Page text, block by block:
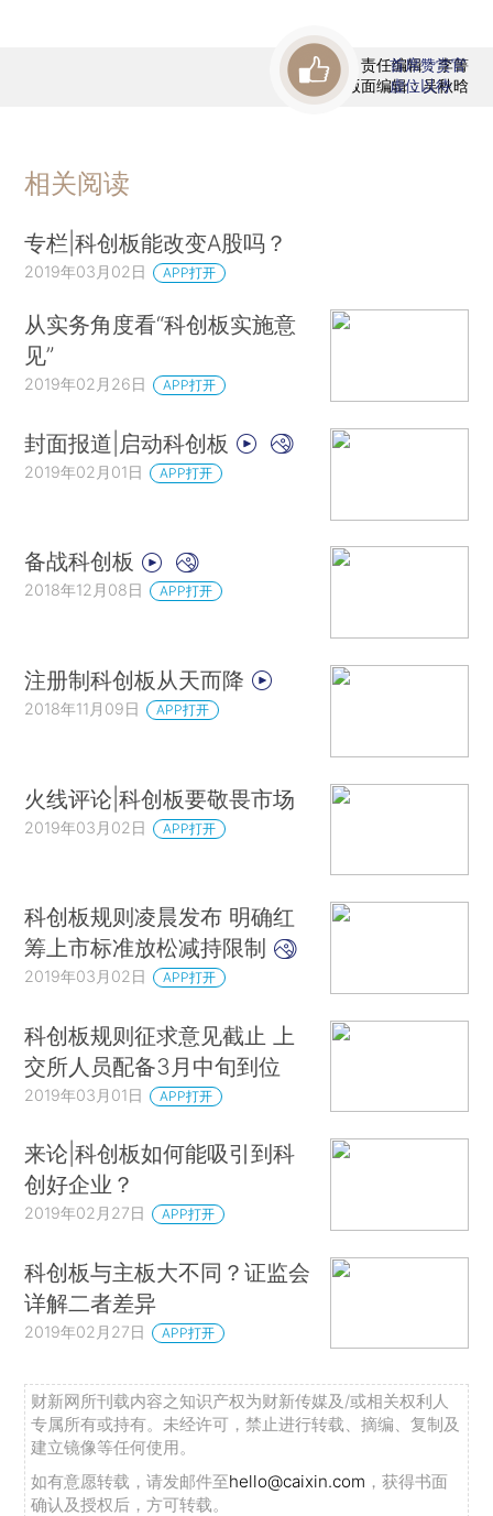
责任编辑：李箐
版面编辑：吴秋晗
首席赞赏官
虚位以待
相关阅读
专栏|科创板能改变A股吗？
2019年03月02日 APP打开
从实务角度看“科创板实施意
见”
2019年02月26日 APP打开
封面报道|启动科创板
2019年02月01日 APP打开
备战科创板
2018年12月08日 APP打开
注册制科创板从天而降
2018年11月09日 APP打开
火线评论|科创板要敬畏市场
2019年03月02日 APP打开
科创板规则凌晨发布 明确红
筹上市标准放松减持限制
2019年03月02日 APP打开
科创板规则征求意见截止 上
交所人员配备3月中旬到位
2019年03月01日 APP打开
来论|科创板如何能吸引到科
创好企业？
2019年02月27日 APP打开
科创板与主板大不同？证监会
详解二者差异
2019年02月27日 APP打开
财新网所刊载内容之知识产权为财新传媒及/或相关权利人
专属所有或持有。未经许可，禁止进行转载、摘编、复制及
建立镜像等任何使用。
如有意愿转载，请发邮件至hello@caixin.com ，获得书面
确认及授权后，方可转载。